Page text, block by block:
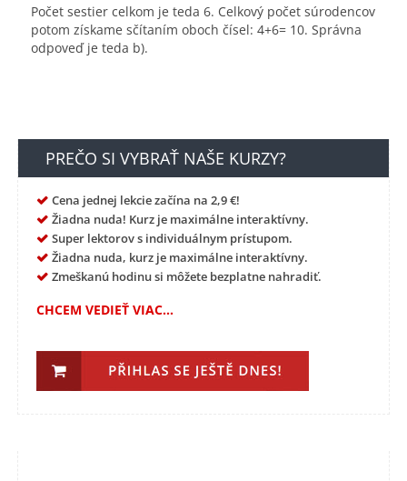
Počet sestier celkom je teda 6. Celkový počet súrodencov
potom získame sčítaním oboch čísel: 4+6= 10. Správna
odpoveď je teda b).
PREČO SI VYBRAŤ NAŠE KURZY?
Cena jednej lekcie začína na 2,9 €!
Žiadna nuda! Kurz je maximálne interaktívny.
Super lektorov s individuálnym prístupom.
Žiadna nuda, kurz je maximálne interaktívny.
Zmeškanú hodinu si môžete bezplatne nahradiť.
CHCEM VEDIEŤ VIAC...